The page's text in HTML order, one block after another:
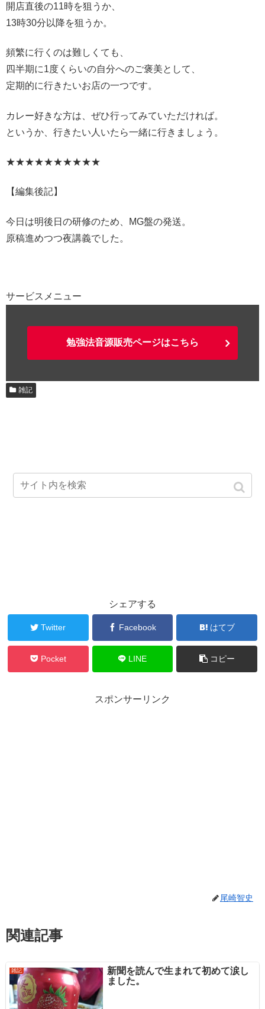
開店直後の11時を狙うか、
13時30分以降を狙うか。
頻繁に行くのは難しくても、
四半期に1度くらいの自分へのご褒美として、
定期的に行きたいお店の一つです。
カレー好きな方は、ぜひ行ってみていただければ。
というか、行きたい人いたら一緒に行きましょう。
★★★★★★★★★★
【編集後記】
今日は明後日の研修のため、MG盤の発送。
原稿進めつつ夜講義でした。
サービスメニュー
勉強法音源販売ページはこちら
雑記
シェアする
Twitter Facebook はてブ
Pocket LINE コピー
スポンサーリンク
尾崎智史
関連記事
雑記
新聞を読んで生まれて初めて涙し
ました。